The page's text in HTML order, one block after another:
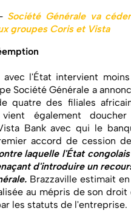
Société Générale va
groupes Coris et Vista
l'État intervient
Société Générale a
quatre des filiales
également
Bank avec qui le
accord de cession
laquelle l'État
d'introduire un
Brazzaville estimait
au mépris de son
les statuts de l'entreprise.